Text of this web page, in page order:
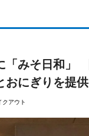
「みそ日和」
おにぎりを提供
クアウト